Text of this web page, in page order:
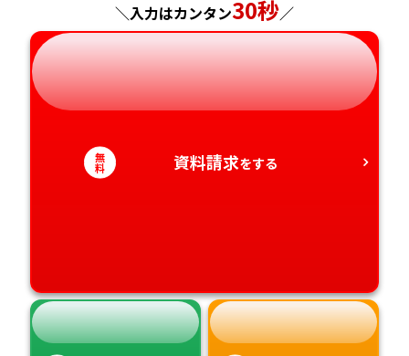
岐阜県
静岡県
愛知県
奈良県
和歌山県
山口県
徳島県
香川県
熊本県
大分県
宮崎県
＼入力はカンタン30秒／
無
料 資料請求をする